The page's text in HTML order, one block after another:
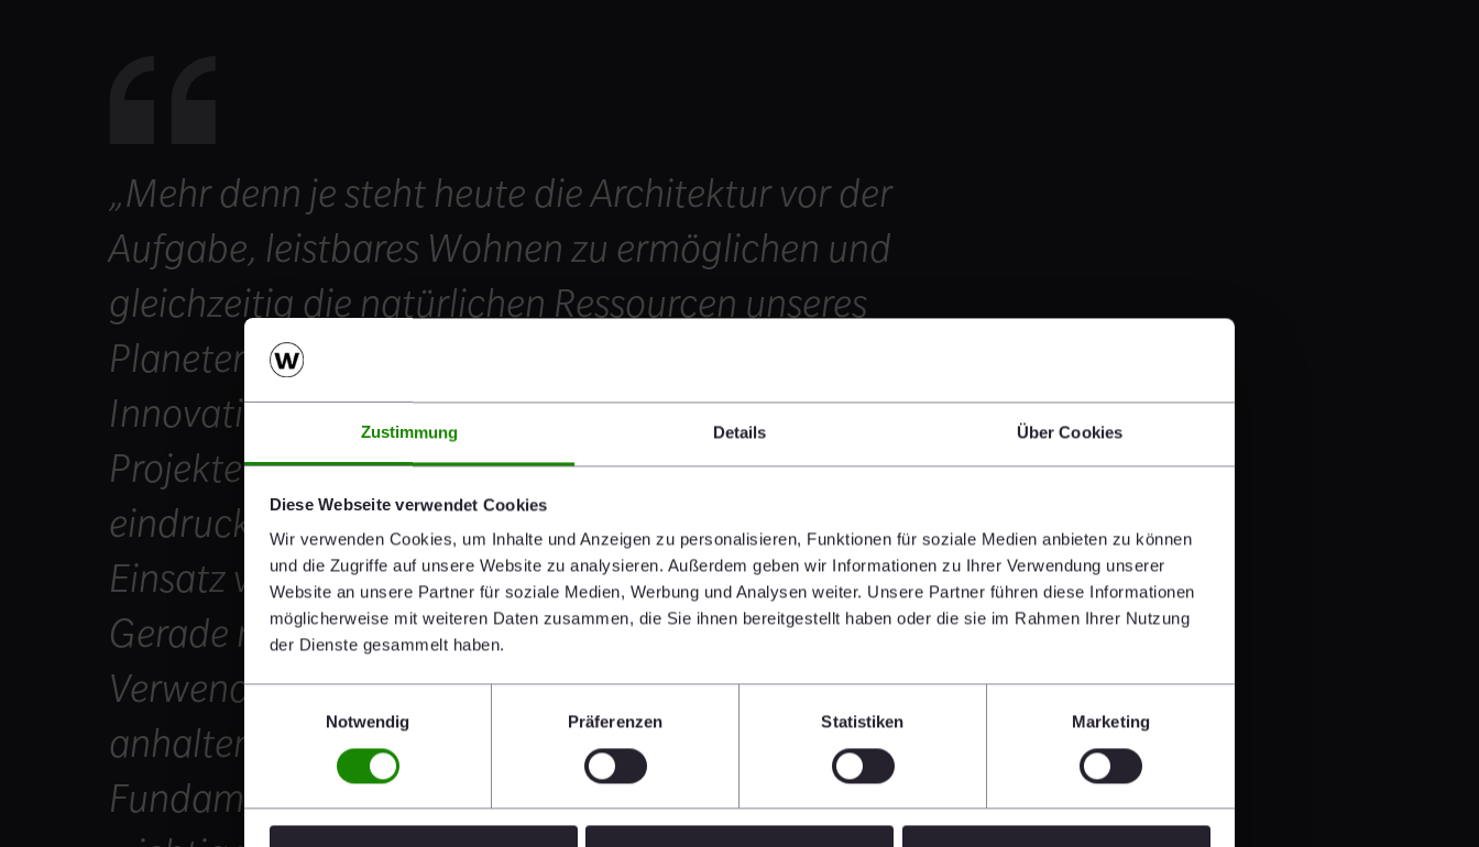
Zustimmung Details Über Cookies
Diese Webseite verwendet Cookies
Wir verwenden Cookies, um Inhalte und Anzeigen zu personalisieren, Funktionen für soziale Medien anbieten zu können
und die Zugriffe auf unsere Website zu analysieren. Außerdem geben wir Informationen zu Ihrer Verwendung unserer
Website an unsere Partner für soziale Medien, Werbung und Analysen weiter. Unsere Partner führen diese Informationen
möglicherweise mit weiteren Daten zusammen, die Sie ihnen bereitgestellt haben oder die sie im Rahmen Ihrer Nutzung
der Dienste gesammelt haben.
Einwilligungsauswahl
Notwendig
Präferenzen Statistiken Marketing
„Mehr denn je steht heute die Architektur vor der
Aufgabe, leistbares Wohnen zu ermöglichen und
gleichzeitig die natürlichen Ressourcen unseres
Planeten zu schonen. Die dafür nötige
Innovationskraft sehen wir bei den nominierten
Projekten des Brick Award 24. Sie zeigen
eindrucksvoll, welches Potenzial im vielfältigen
Einsatz von unterschiedlichen Ziegeltypen steckt.
Gerade ressourceneffizientes Bauen und die
Verwendung lokaler Materialien sind nicht nur ein
anhaltender Trend, sondern das sprichwörtliche
Fundament für nachhaltige Lebensqualität. Umso